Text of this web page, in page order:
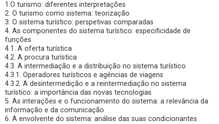
1.O turismo: diferentes interpretações
2. O turismo como sistema: teorização
3. O sistema turístico: perspetivas comparadas
4. As componentes do sistema turístico: especificidade de
funções
4.1. A oferta turística
4.2. A procura turística
4.3. A intermediação e a distribuição no sistema turístico
4.3.1. Operadores turísticos e agências de viagens
4.3.2. A desintermedição e a reintermediação no sistema
turístico: a importância das novas tecnologias
5. As interações e o funcionamento do sistema: a relevância da
informação e da comunicação
6. A envolvente do sistema: análise das suas condicionantes